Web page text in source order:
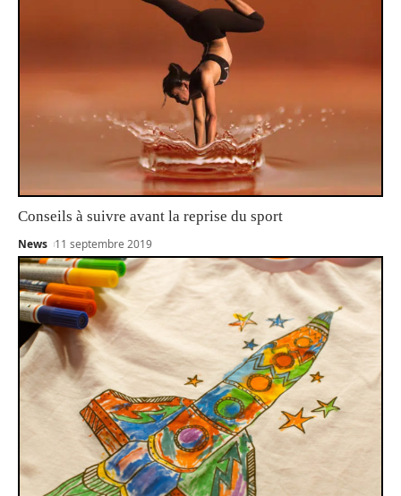
Conseils à suivre avant la reprise du sport
News 11 septembre 2019